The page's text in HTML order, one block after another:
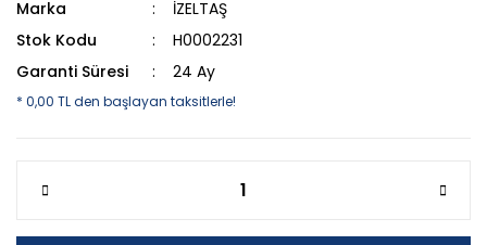
Marka
İZELTAŞ
Stok Kodu
H0002231
Garanti Süresi
24 Ay
* 0,00 TL den başlayan taksitlerle!